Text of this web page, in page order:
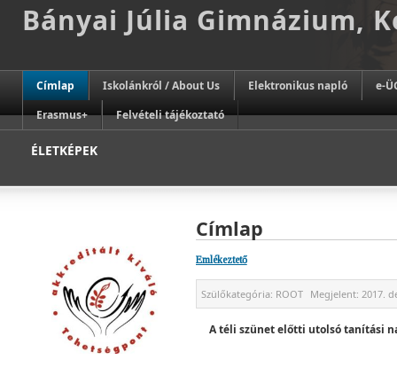
Bányai Júlia Gimnázium,
Címlap Iskolánkról / About Us Elektronikus napló
e-
Erasmus+
Felvételi tájékoztató
ÉLETKÉPEK
Címlap
Emlékeztető
Szülőkategória: ROOT Megjelent: 2017.
A téli szünet előtti utolsó tanítási